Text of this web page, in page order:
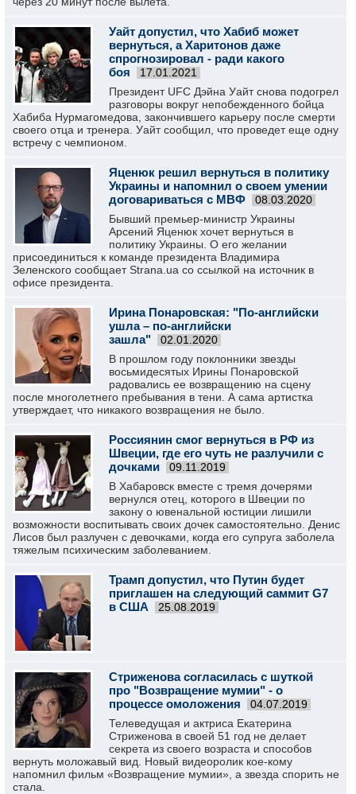
Уайт допустил, что Хабиб может
вернуться, а Харитонов даже
спрогнозировал - ради какого
боя
17.01.2021
Президент UFC Дэйна Уайт снова подогрел
разговоры вокруг непобежденного бойца
Хабиба Нурмагомедова, закончившего карьеру после смерти
своего отца и тренера. Уайт сообщил, что проведет еще одну
встречу с чемпионом.
Яценюк решил вернуться в политику
Украины и напомнил о своем умении
договариваться с МВФ
08.03.2020
Бывший премьер-министр Украины
Арсений Яценюк хочет вернуться в
политику Украины. О его желании
присоединиться к команде президента Владимира
Зеленского сообщает Strana.ua со ссылкой на источник в
офисе президента.
Ирина Понаровская: "По-английски
ушла – по-английски
зашла"
02.01.2020
В прошлом году поклонники звезды
восьмидесятых Ирины Понаровской
радовались ее возвращению на сцену
после многолетнего пребывания в тени. А сама артистка
утверждает, что никакого возвращения не было.
Россиянин смог вернуться в РФ из
Швеции, где его чуть не разлучили с
дочками
09.11.2019
В Хабаровск вместе с тремя дочерями
вернулся отец, которого в Швеции по
закону о ювенальной юстиции лишили
возможности воспитывать своих дочек самостоятельно. Денис
Лисов был разлучен с девочками, когда его супруга заболела
тяжелым психическим заболеванием.
Трамп допустил, что Путин будет
приглашен на следующий саммит G7
в США
25.08.2019
Стриженова согласилась с шуткой
про "Возвращение мумии" - о
процессе омоложения
04.07.2019
Телеведущая и актриса Екатерина
Стриженова в своей 51 год не делает
секрета из своего возраста и способов
вернуть моложавый вид. Новый видеоролик кое-кому
напомнил фильм «Возвращение мумии», а звезда спорить не
стала.